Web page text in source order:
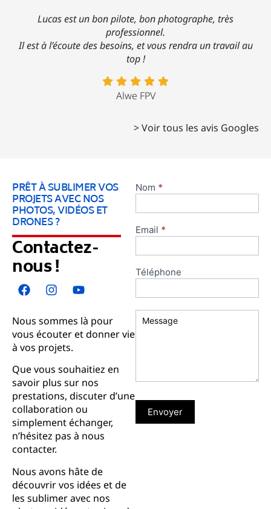
Lucas est un bon pilote, bon photographe, très
professionnel.
Il est à l’écoute des besoins, et vous rendra un travail au
top !
Alwe FPV
> Voir tous les avis Googles
PRÊT À SUBLIMER VOS
PROJETS AVEC NOS
PHOTOS, VIDÉOS ET
DRONES ?
Contactez-
nous !
Nous sommes là pour
vous écouter et donner vie
à vos projets.
Que vous souhaitiez en
savoir plus sur nos
prestations, discuter d’une
collaboration ou
simplement échanger,
n’hésitez pas à nous
contacter.
Nous avons hâte de
découvrir vos idées et de
les sublimer avec nos
Contact
Nom *
Email *
Téléphone
Envoyer